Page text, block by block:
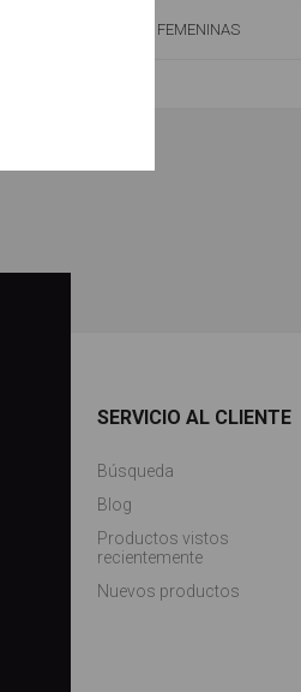
FEMENINAS
SERVICIO AL CLIENTE
Búsqueda
Blog
Productos vistos
recientemente
Nuevos productos